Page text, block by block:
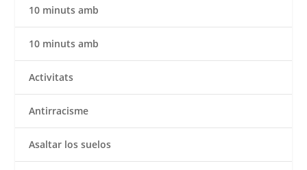
10 minuts amb
10 minuts amb
Activitats
Antirracisme
Asaltar los suelos